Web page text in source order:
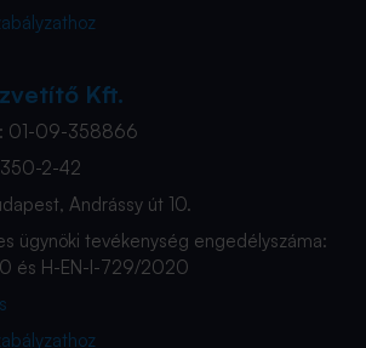
Kft.
01-09-358866
2-42
Andrássy út 10.
ügynöki tevékenység engedélyszáma:
és H-EN-I-729/2020